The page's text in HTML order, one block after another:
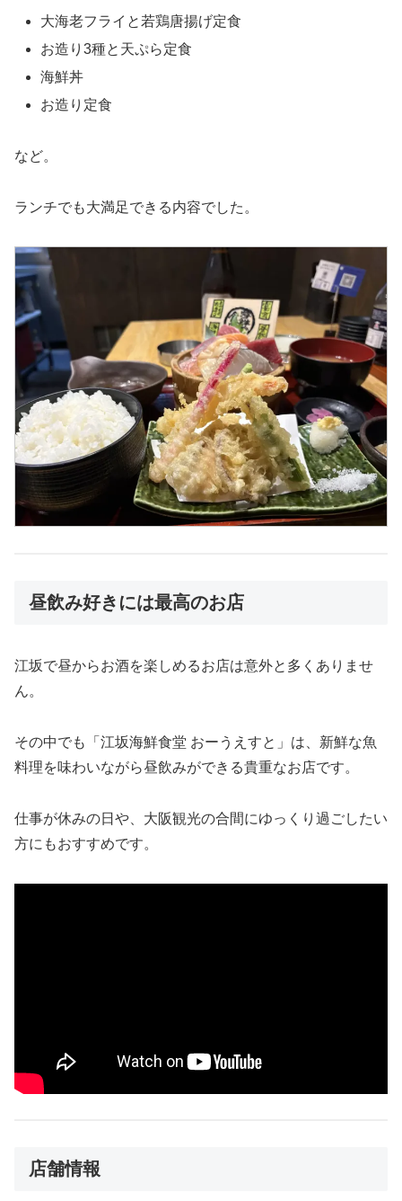
大海老フライと若鶏唐揚げ定食
お造り3種と天ぷら定食
海鮮丼
お造り定食
など。
ランチでも大満足できる内容でした。
昼飲み好きには最高のお店
江坂で昼からお酒を楽しめるお店は意外と多くありませ
ん。
その中でも「江坂海鮮食堂 おーうえすと」は、新鮮な魚
料理を味わいながら昼飲みができる貴重なお店です。
仕事が休みの日や、大阪観光の合間にゆっくり過ごしたい
方にもおすすめです。
店舗情報